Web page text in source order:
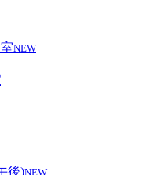
NEW
NEW